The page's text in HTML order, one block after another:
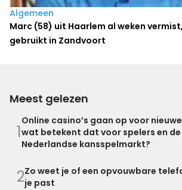
Algemeen
Marc (58) uit Haarlem al weken
gebruikt in Zandvoort
Meest gelezen
1
Online casino’s gaan op voor
wat betekent dat voor spelers en
Nederlandse kansspelmarkt?
2Zo weet je of een opvouwbare
je past